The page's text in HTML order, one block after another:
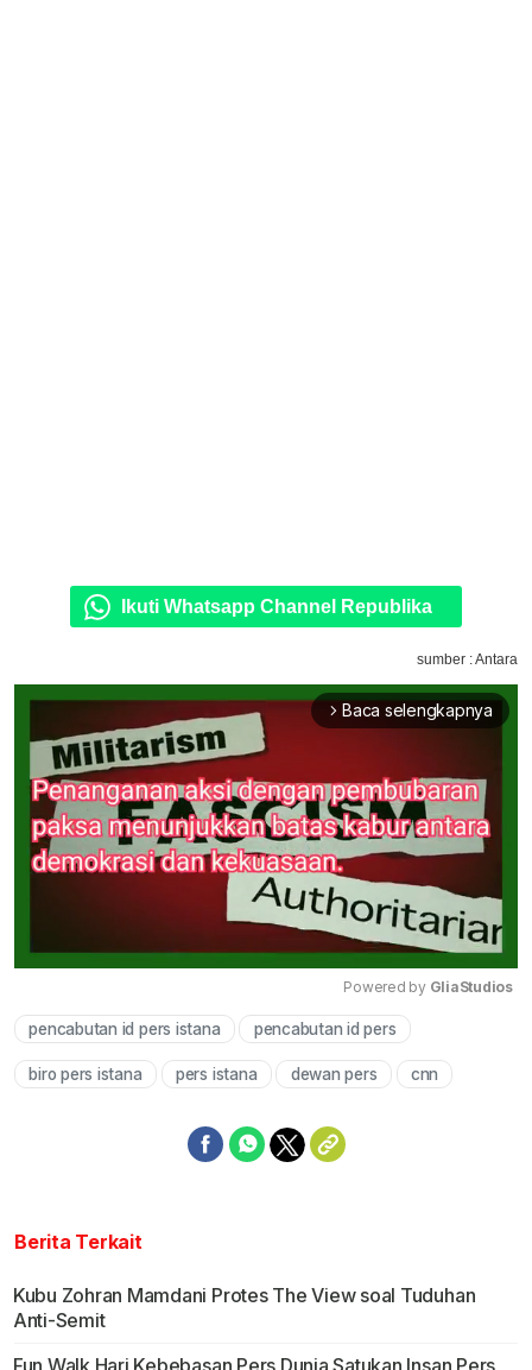
Ikuti Whatsapp Channel Republika
sumber : Antara
arrow_forward_ios Baca selengkapnya
Powered by GliaStudios
pencabutan id pers istana pencabutan id pers
biro pers istana pers istana dewan pers cnn
Berita Terkait
Kubu Zohran Mamdani Protes The View soal Tuduhan
Anti-Semit
Fun Walk Hari Kebebasan Pers Dunia Satukan Insan Pers